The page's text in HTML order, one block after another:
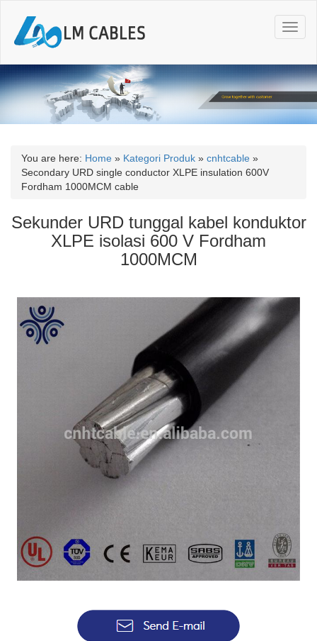
T
o
g
l
n
a
o
You are here: Home » Kategori Produk » cnhtcable »
Secondary URD single conductor XLPE insulation 600V
Fordham 1000MCM cable
Sekunder URD tunggal kabel konduktor
XLPE isolasi 600 V Fordham
1000MCM